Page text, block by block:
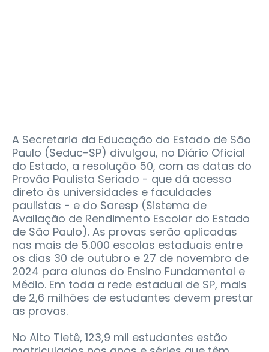
A Secretaria da Educação do Estado de São
Paulo (Seduc-SP) divulgou, no Diário Oficial
do Estado, a resolução 50, com as datas do
Provão Paulista Seriado - que dá acesso
direto às universidades e faculdades
paulistas - e do Saresp (Sistema de
Avaliação de Rendimento Escolar do Estado
de São Paulo). As provas serão aplicadas
nas mais de 5.000 escolas estaduais entre
os dias 30 de outubro e 27 de novembro de
2024 para alunos do Ensino Fundamental e
Médio. Em toda a rede estadual de SP, mais
de 2,6 milhões de estudantes devem prestar
as provas.
No Alto Tietê, 123,9 mil estudantes estão